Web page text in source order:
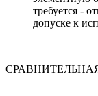
требуется -
допуске к